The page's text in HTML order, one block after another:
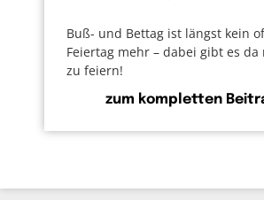
Buß- und Bettag ist längst kein
Feiertag mehr – dabei gibt es da
zu feiern!
zum kompletten